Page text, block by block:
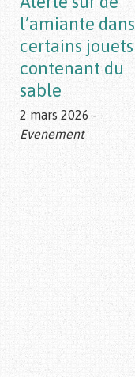
l’amiante dans
certains jouets
contenant du
sable
2 mars 2026 -
Evenement